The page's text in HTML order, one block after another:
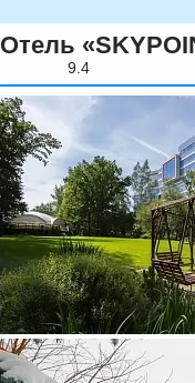
Светлана
+7 495 215 5755 доб.
+7 925-084-93-70
Отель
9.4